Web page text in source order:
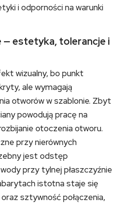
i odporności na warunki
— estetyka, tolerancje i
wizualny, bo punkt
ale wymagają
otworów w szablonie. Zbyt
powodują pracę na
otoczenia otworu.
przy nierównych
jest odstęp
przy tylnej płaszczyźnie
istotna staje się
sztywność połączenia,